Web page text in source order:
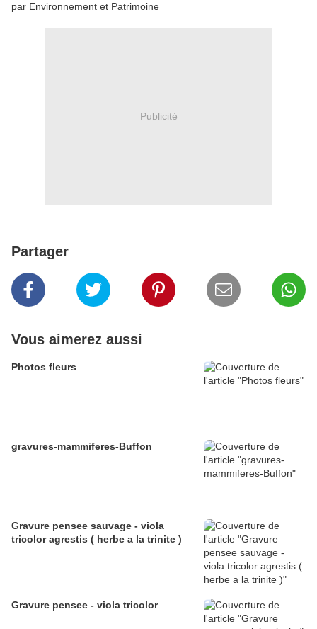
par Environnement et Patrimoine
Publicité
Partager
Vous aimerez aussi
Photos fleurs
gravures-mammiferes-Buffon
Gravure pensee sauvage - viola
tricolor agrestis ( herbe a la trinite )
Gravure pensee - viola tricolor